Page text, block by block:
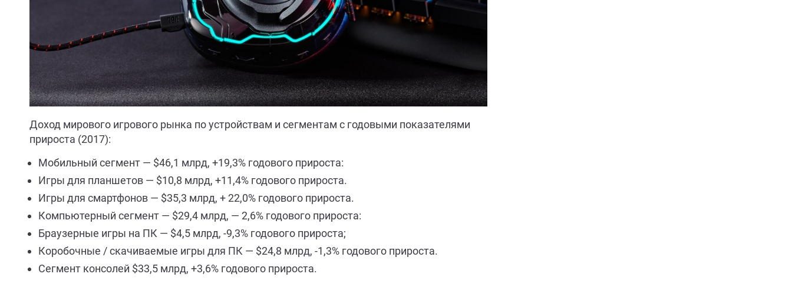
Доход мирового игрового рынка по устройствам и сегментам с годовыми показателями
прироста (2017):
Мобильный сегмент — $46,1 млрд, +19,3% годового прироста:
Игры для планшетов — $10,8 млрд, +11,4% годового прироста.
Игры для смартфонов — $35,3 млрд, + 22,0% годового прироста.
Компьютерный сегмент — $29,4 млрд, — 2,6% годового прироста:
Браузерные игры на ПК — $4,5 млрд, -9,3% годового прироста;
Коробочные / скачиваемые игры для ПК — $24,8 млрд, -1,3% годового прироста.
Сегмент консолей $33,5 млрд, +3,6% годового прироста.